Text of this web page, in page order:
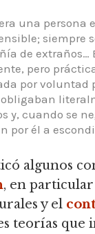
una persona
siempre
de extraños…
pero
por voluntad
y, cuando se
por él a
algunos
, en particular
y el
teorías que